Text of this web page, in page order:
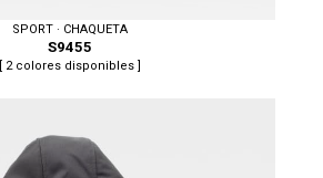
SPORT · CHAQUETA
S9455
[ 2 colores disponibles ]